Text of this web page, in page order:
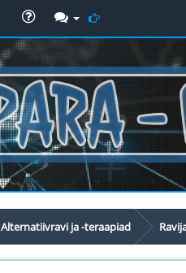
Alternatiivravi ja -teraapiad